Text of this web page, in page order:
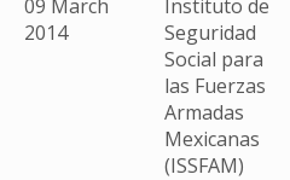
09 March
2014
Instituto de
Seguridad
Social para
las Fuerzas
Armadas
Mexicanas
(ISSFAM)